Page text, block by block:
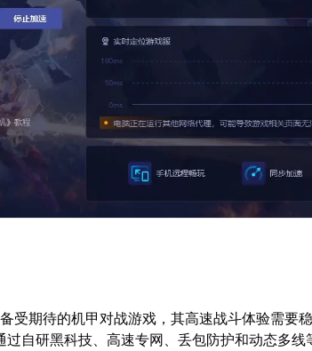
受期待的机甲对战游戏，其高速战斗体验需要
过自研黑科技、高速专网、丢包防护和动态多